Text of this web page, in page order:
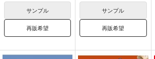
サンプル
再販希望
サンプル
再販希望